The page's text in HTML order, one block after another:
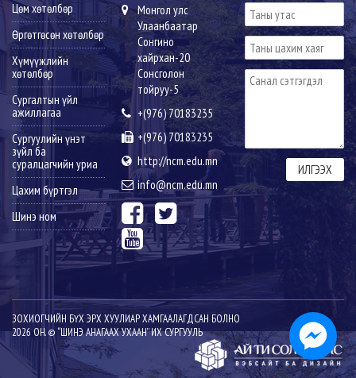
Цөм хөтөлбөр
Өргөтгөсөн хөтөлбөр
Хүмүүжлийн
хөтөлбөр
Сургалтын үйл
ажиллагаа
Сургуулийн үнэт
зүйл ба
суралцагчийн уриа
Цахим бүртгэл
Шинэ ном
Монгол улс
Улаанбаатар
Сонгино
хайрхан-20
Сонсголон
тойруу-5
+(976) 70183235
+(976) 70183235
http://ncm.edu.mn
info@ncm.edu.mn
ЗОХИОГЧИЙН БҮХ ЭРХ ХУУЛИАР ХАМГААЛАГДСАН БОЛНО
2026 ОН. © “ШИНЭ АНАГААХ УХААН” ИХ СУРГУУЛЬ